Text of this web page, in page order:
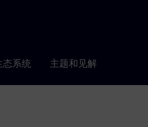
态系统 主题和见解